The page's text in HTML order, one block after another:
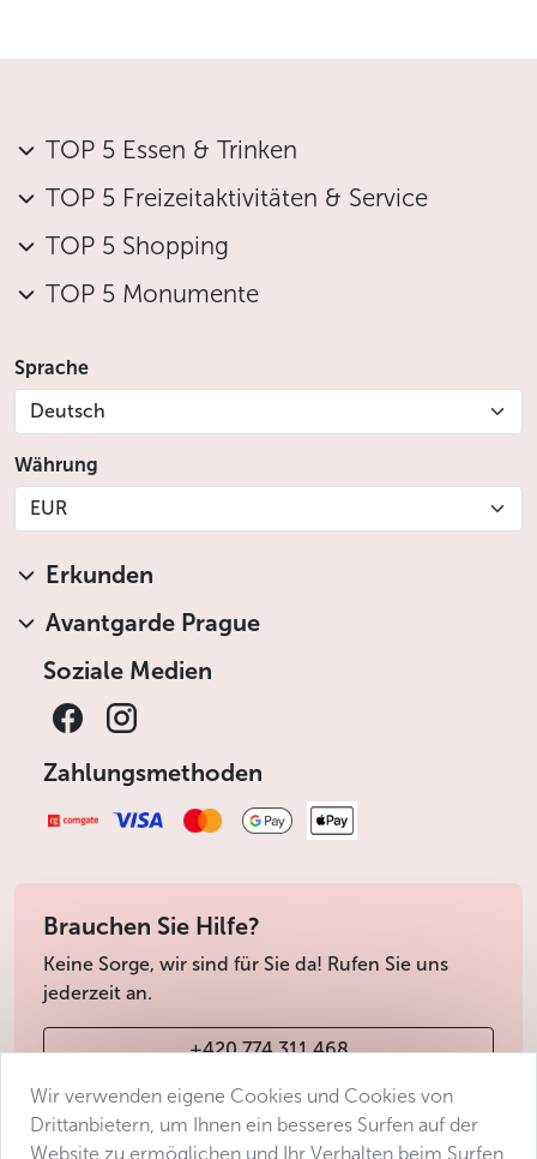
TOP 5 Essen & Trinken
TOP 5 Freizeitaktivitäten & Service
TOP 5 Shopping
TOP 5 Monumente
Sprache
Deutsch
Währung
EUR
Erkunden
Avantgarde Prague
Soziale Medien
Zahlungsmethoden
Brauchen Sie Hilfe?
Keine Sorge, wir sind für Sie da! Rufen Sie uns
jederzeit an.
+420 774 311 468
info@avantgarde-prague.cz
Wir verwenden eigene Cookies und Cookies von
Drittanbietern, um Ihnen ein besseres Surfen auf der
Website zu ermöglichen und Ihr Verhalten beim Surfen